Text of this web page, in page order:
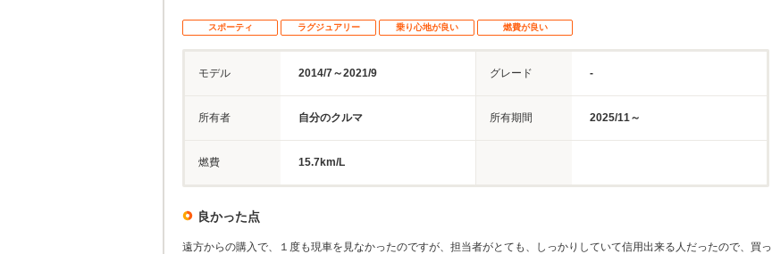
スポーティ ラグジュアリー 乗り心地が良い 燃費が良い
モデル 2014/7～2021/9 グレード -
所有者 自分のクルマ 所有期間 2025/11～
燃費 15.7km/L
良かった点
遠方からの購入で、１度も現車を見なかったのですが、担当者がとても、しっかりしていて信用出来る人だったので、買っ